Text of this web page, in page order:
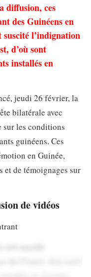
diffusion, ces
des Guinéens en
suscité l’indignation
d’où sont
installés en
jeudi 26 février, la
bilatérale avec
sur les conditions
guinéens. Ces
en Guinée,
de témoignages sur
de vidéos